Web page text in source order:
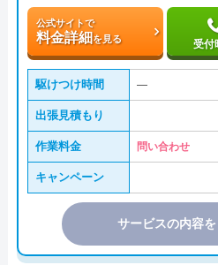
公式サイトで
料金詳細を見る 受付
駆けつけ時間 ―
出張見積もり
作業料金 問い合わせ
キャンペーン
サービスの内容